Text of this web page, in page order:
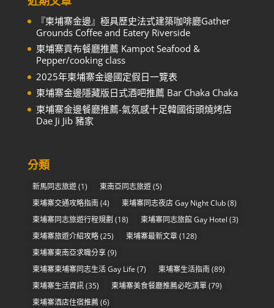
『柬埔寨金邊』極具歷史法式建築咖啡廳Gather
Grounds Coffee and Eatery Riverside
柬埔寨貢布餐廳推薦 Kampot Seafood &
Pepper/cooking class
2025年柬埔寨金邊國定假日一覽表
柬埔寨金邊隱藏版日式酒吧推薦 Bar Chaka Chaka
柬埔寨金邊餐廳推薦-氣氛感十足韓國街頭燒烤店
Dae Ji Jib 豬家
分類
新馬同志旅遊(1) 東南亞同志旅遊(5)
柬埔寨交通攻略指南(4) 柬埔寨同志夜店 Gay Night Club(8)
柬埔寨同志旅遊行程規劃 (18) 柬埔寨同志旅館 Gay Hotel (3)
柬埔寨旅遊介紹攻略(25) 柬埔寨最新文章(128)
柬埔寨東南亞求職分享(9)
柬埔寨柬埔寨同志生活 Gay Life (7) 柬埔寨生活指南(89)
柬埔寨生活資訊(35) 柬埔寨美食餐廳推薦必吃清單(79)
柬埔寨酒店住宿推薦(6)